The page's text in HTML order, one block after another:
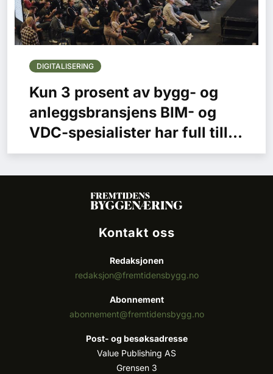
DIGITALISERING
Kun 3 prosent av bygg- og
anleggsbransjens BIM- og
VDC-spesialister har full tillit
til egne data
Kontakt oss
Redaksjonen
redaksjon@fremtidensbygg.no
Abonnement
abonnement@fremtidensbygg.no
Post- og besøksadresse
Value Publishing AS
Grensen 3